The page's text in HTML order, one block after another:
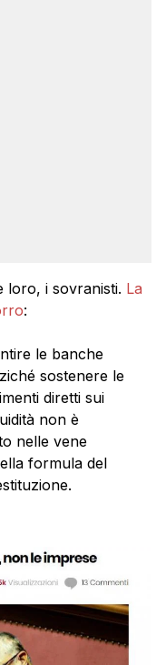
loro, i sovranisti. La
:
le banche
sostenere le
diretti sui
non è
nelle vene
formula del